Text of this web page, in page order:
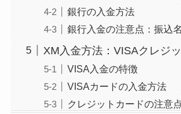
銀行の入金方法
銀行入金の注意点：振込
XM入金方法：VISAクレジ
VISA入金の特徴
VISAカードの入金方法
クレジットカードの注意